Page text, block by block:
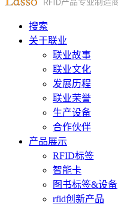
搜索
关于联业
联业故事
联业文化
发展历程
联业荣誉
生产设备
合作伙伴
产品展示
RFID标签
智能卡
图书标签&设备
rfid创新产品